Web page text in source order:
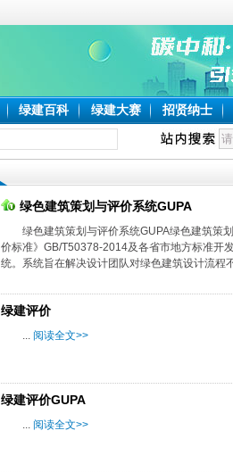
绿建百科 绿建大赛 招贤纳士
绿色建筑策划与评价系统GUPA
绿色建筑策划与评价系统GUPA绿色建筑策
价标准》GB/T50378-2014及各省市地方标准开
统。系统旨在解决设计团队对绿色建筑设计流程
绿建评价
... 阅读全文>>
绿建评价GUPA
... 阅读全文>>